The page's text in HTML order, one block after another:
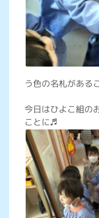
う色の名札がある
今日はひよこ組の
ことに♬